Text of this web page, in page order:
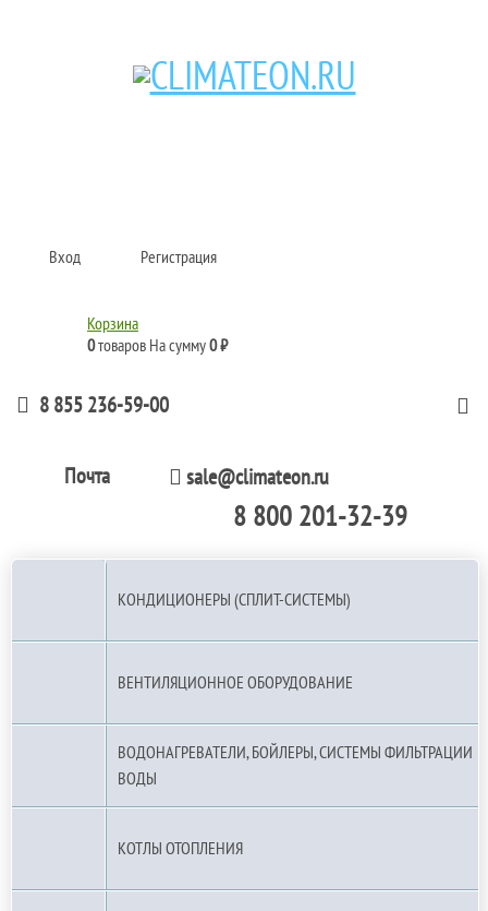
Кондиционеры и сплит-системы, газовые котлы, тепловые завесы, водяные
Вход Регистрация
Корзина
0товаров На сумму0 ₽
8 855 236-59-00
Почта sale@climateon.ru
8 800 201-32-39
КОНДИЦИОНЕРЫ (СПЛИТ-СИСТЕМЫ)
ВЕНТИЛЯЦИОННОЕ ОБОРУДОВАНИЕ
ВОДОНАГРЕВАТЕЛИ, БОЙЛЕРЫ, СИСТЕМЫ ФИЛЬТРАЦИИ
ВОДЫ
КОТЛЫ ОТОПЛЕНИЯ